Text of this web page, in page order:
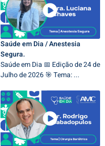
Saúde em Dia / Anestesia
Segura.
Saúde em Dia 📅 Edição de 24 de
Julho de 2026 🎯 Tema: ...